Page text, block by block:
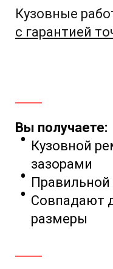
Кузовные
с гарантией
Вы получаете:
Кузовной
зазорами
Совпадают
размеры